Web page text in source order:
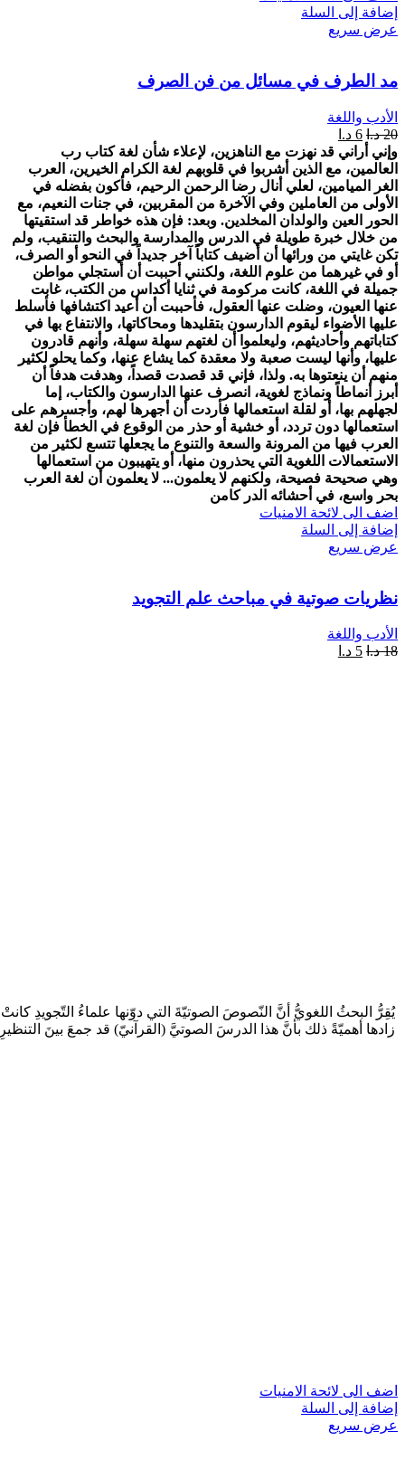
إضافة إلى السلة
عرض سريع
مد الطرف في مسائل من فن الصرف
الأدب واللغة
20 د.ا 6 د.ا
وإني أراني قد نهزت مع الناهزين، لإعلاء شأن لغة كتاب رب
العالمين، مع الذين أشربوا في قلوبهم لغة الكرام الخيرين، العرب
الغر الميامين، لعلي أنال رضا الرحمن الرحيم، فأكون بفضله في
الأولى من العاملين وفي الآخرة من المقربين، في جنات النعيم، مع
الحور العين والولدان المخلدين. وبعد: فإن هذه خواطر قد استقيتها
من خلال خبرة طويلة في الدرس والمدارسة والبحث والتنقيب، ولم
تكن غايتي من ورائها أن أضيف كتاباً آخر جديداً في النحو أو الصرف،
أو في غيرهما من علوم اللغة، ولكنني أحببت أن أستجلي مواطن
جميلة في اللغة، كانت مركومة في ثنايا أكداس من الكتب، غابت
عنها العيون، وضلت عنها العقول، فأحببت أن أعيد اكتشافها فأسلط
عليها الأضواء ليقوم الدارسون بتقليدها ومحاكاتها، والانتفاع بها في
كتاباتهم وأحاديثهم، وليعلموا أن لغتهم سهلة سهلة، وأنهم قادرون
عليها، وأنها ليست صعبة ولا معقدة كما يشاع عنها، وكما يحلو لكثير
منهم أن ينعتوها به. ولذا، فإني قد قصدت قصداً، وهدفت هدفاً أن
أبرز أنماطاً ونماذج لغوية، انصرف عنها الدارسون والكتاب، إما
لجهلهم بها، أو لقلة استعمالها فأردت أن أجهرها لهم، وأجسرهم على
استعمالها دون تردد، أو خشية أو حذر من الوقوع في الخطأ فإن لغة
العرب فيها من المرونة والسعة والتنوع ما يجعلها تتسع لكثير من
الاستعمالات اللغوية التي يحذرون منها، أو يتهيبون من استعمالها
وهي صحيحة فصيحة، ولكنهم لا يعلمون... لا يعلمون أن لغة العرب
بحر واسع، في أحشائه الدر كامن
اضف الى لائحة الامنيات
إضافة إلى السلة
عرض سريع
نظريات صوتية في مباحث علم التجويد
الأدب واللغة
18 د.ا 5 د.ا
يُقِرُّ البحثُ اللغويُّ أنَّ النّصوصَ الصوتيّةَ التي دوّنها علماءُ التّجويدِ
زادها أهميّةً ذلك بأنَّ هذا الدرسَ الصوتيَّ (القرآنيّ) قد جمعَ بينَ
اضف الى لائحة الامنيات
إضافة إلى السلة
عرض سريع